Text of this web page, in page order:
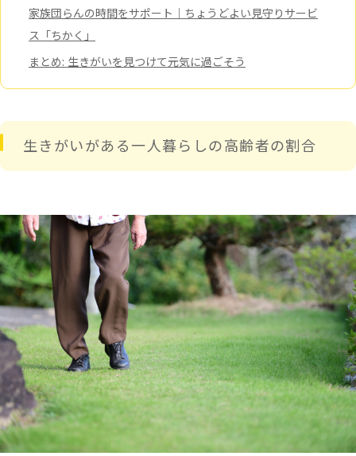
家族団らんの時間をサポート｜ちょうどよい見守りサービ
ス「ちかく」
まとめ: 生きがいを見つけて元気に過ごそう
生きがいがある一人暮らしの高齢者の割合